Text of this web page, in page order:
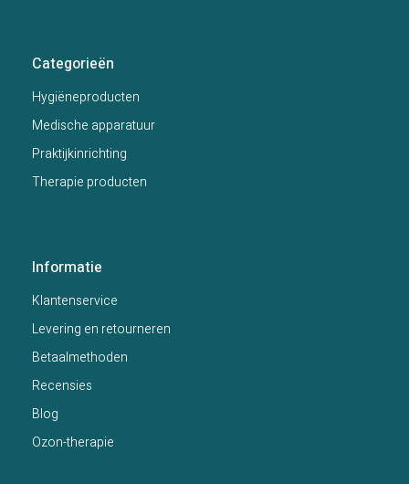
Categorieën
Hygiëneproducten
Medische apparatuur
Praktijkinrichting
Therapie producten
Informatie
Klantenservice
Levering en retourneren
Betaalmethoden
Recensies
Blog
Ozon-therapie